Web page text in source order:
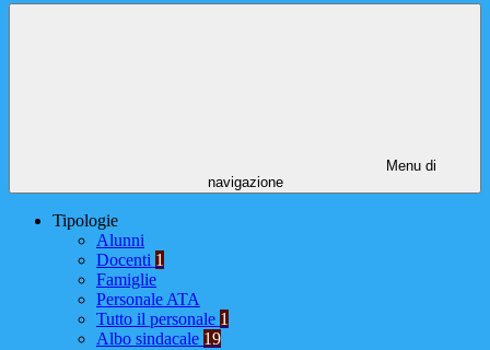
Menu di
navigazione
Tipologie
Alunni
Docenti 1
Famiglie
Personale ATA
Tutto il personale 1
Albo sindacale 19